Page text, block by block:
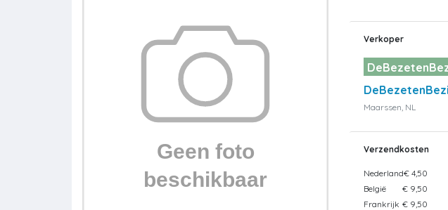
Verkoper
Maarssen, NL
Verzendkosten
Nederland€ 4,50
België
€ 9,50
Frankrijk € 9,50